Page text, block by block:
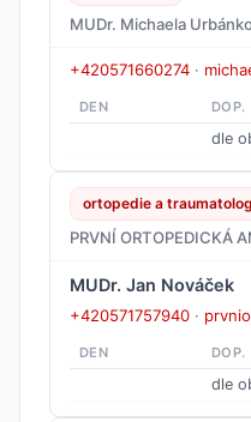
MUDr. Michaela
+420571660274 ·
DEN DOP.
dle
ortopedie a
PRVNÍ ORTOPEDICKÁ
MUDr. Jan Nováček
+420571757940 ·
DEN DOP.
dle